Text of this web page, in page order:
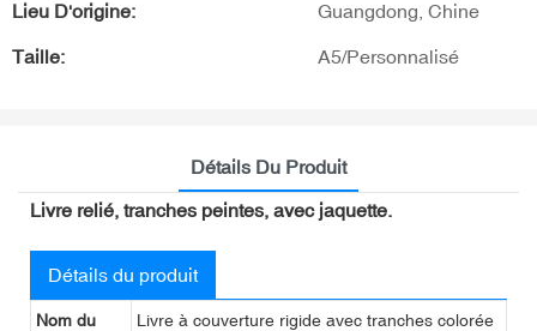
Lieu D'origine: Guangdong, Chine
Taille: A5/Personnalisé
Détails Du Produit
Livre relié, tranches peintes, avec jaquette.
Détails du produit
Nom du
Livre à couverture rigide avec tranches colorée